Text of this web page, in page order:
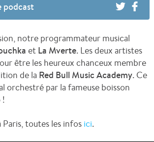
podcast
notre programmateur musical
et La Mverte. Les deux artistes
être les heureux chanceux membre
de la Red Bull Music Academy. Ce
orchestré par la fameuse boisson
!
toutes les infos ici.